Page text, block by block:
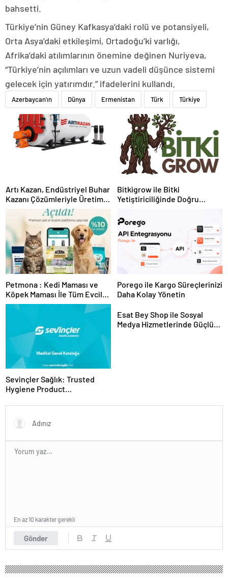
bahsetti.
Türkiye’nin Güney Kafkasya’daki rolü ve potansiyeli,
Orta Asya’daki etkileşimi, Ortadoğu’ki varlığı,
Afrika’daki atılımlarının önemine değinen Nuriyeva,
“Türkiye’nin açılımları ve uzun vadeli düşünce sistemi
gelecek için yatırımdır.” ifadelerini kullandı.
Azerbaycan'ın Dünya Ermenistan Türk Türkiye
Artı Kazan, Endüstriyel Buhar
Kazanı Çözümleriyle Üretim
Tesislerine Verimli Sistemler
Sunuyor
Bitkigrow ile Bitki
Yetiştiriciliğinde Doğru
Petmona : Kedi Maması ve
Köpek Maması İle Tüm Evcil
Hayvan Ürünleri
Porego ile Kargo Süreçlerinizi
Daha Kolay Yönetin
Sevinçler Sağlık: Trusted
Hygiene Product
Esat Bey Shop ile Sosyal
Medya Hizmetlerinde Güçlü
Gönder
En az 10 karakter gerekli